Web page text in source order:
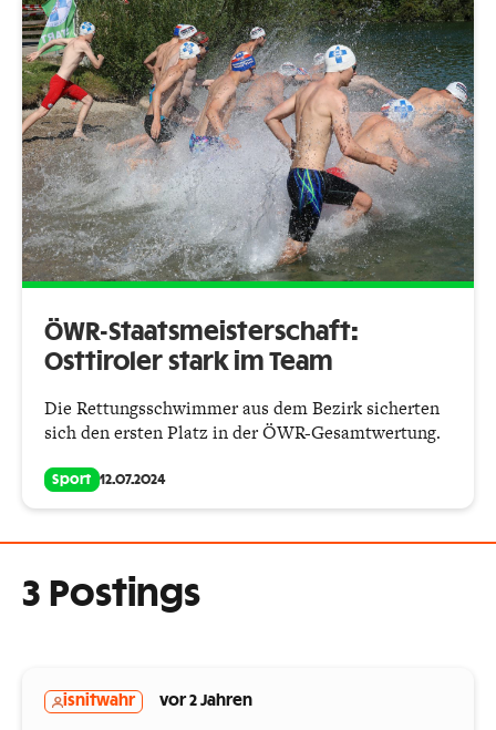
ÖWR-Staatsmeisterschaft:
Osttiroler stark im Team
Die Rettungsschwimmer aus dem Bezirk sicherten
sich den ersten Platz in der ÖWR-Gesamtwertung.
Sport 12.07.2024
3 Postings
isnitwahr vor 2 Jahren